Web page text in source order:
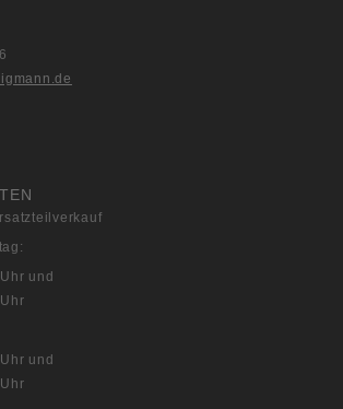
und
und